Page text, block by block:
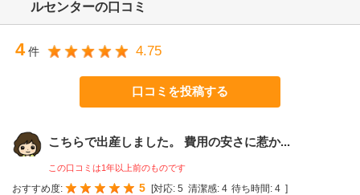
ルセンターの口コミ
4 件 4.75
口コミを投稿する
こちらで出産しました。 費用の安さに惹か...
この口コミは1年以上前のものです
おすすめ度: 5 [対応: 5 清潔感: 4 待ち時間: 4 ]